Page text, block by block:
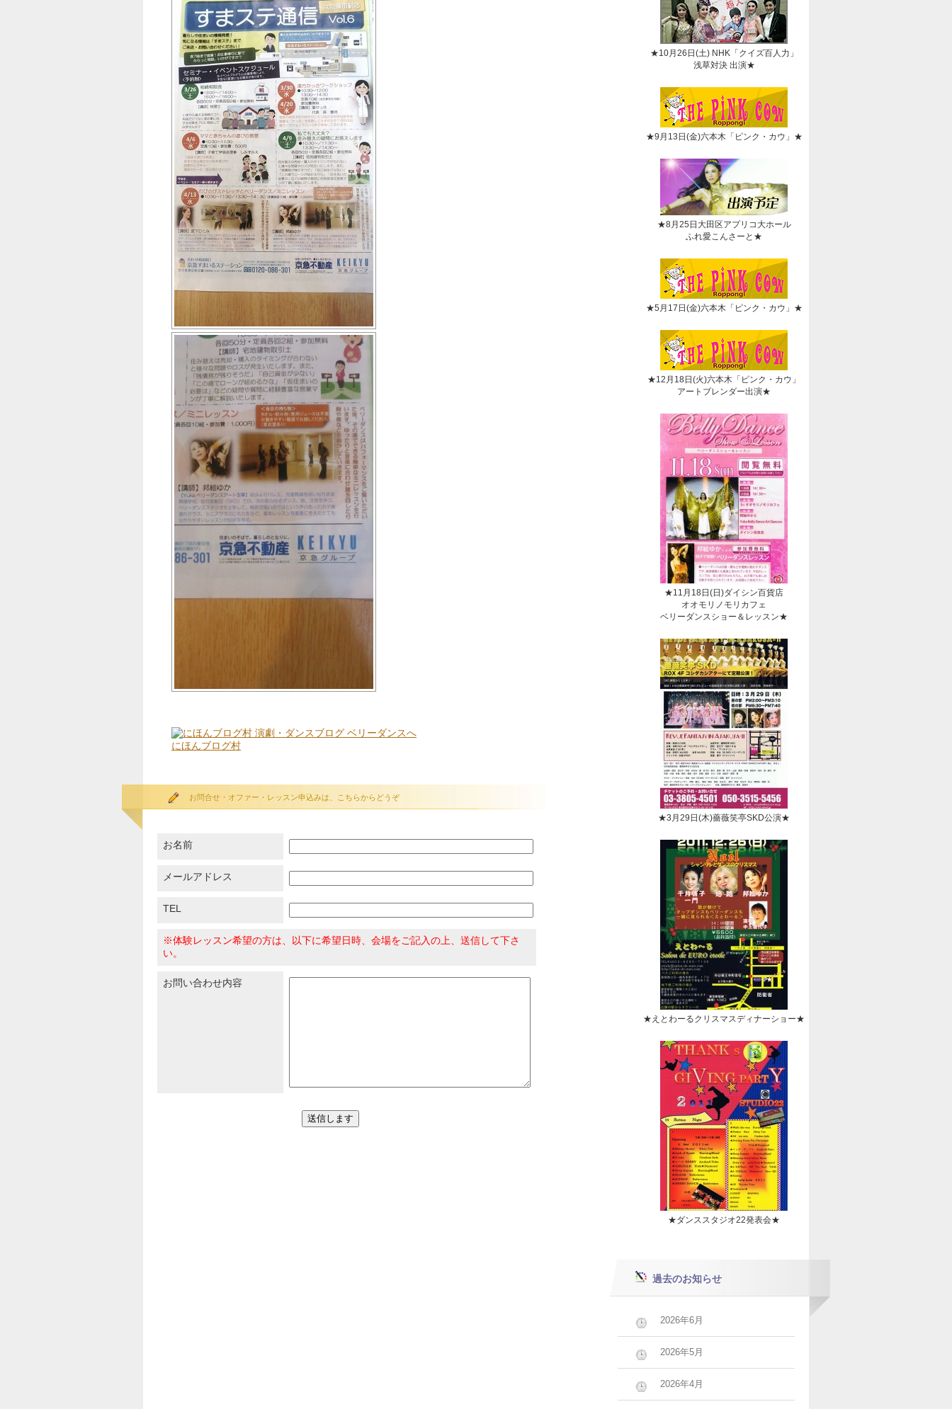
にほんブログ村
お問合せ・オファー・レッスン申込みは、こちらからどうぞ
お名前
メールアドレス
TEL
※体験レッスン希望の方は、以下に希望日時、会場をご記入の上、送信して下さ
い。
お問い合わせ内容
★10月26日(土) NHK「クイズ百人力」
浅草対決 出演★
★9月13日(金)六本木「ピンク・カウ」★
★8月25日大田区アプリコ大ホール
ふれ愛こんさーと★
★5月17日(金)六本木「ピンク・カウ」★
★12月18日(火)六本木「ピンク・カウ」
アートブレンダー出演★
★11月18日(日)ダイシン百貨店
オオモリノモリカフェ
ベリーダンスショー＆レッスン★
★3月29日(木)薔薇笑亭SKD公演★
★えとわーるクリスマスディナーショー★
★ダンススタジオ22発表会★
過去のお知らせ
2026年6月
2026年5月
2026年4月